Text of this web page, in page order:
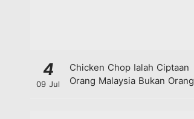
4
09 Jul
Chicken Chop Ialah Ciptaan
Orang Malaysia Bukan Orang